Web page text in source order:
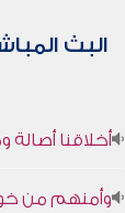
البث
أخلاقنا
وأمنهم من